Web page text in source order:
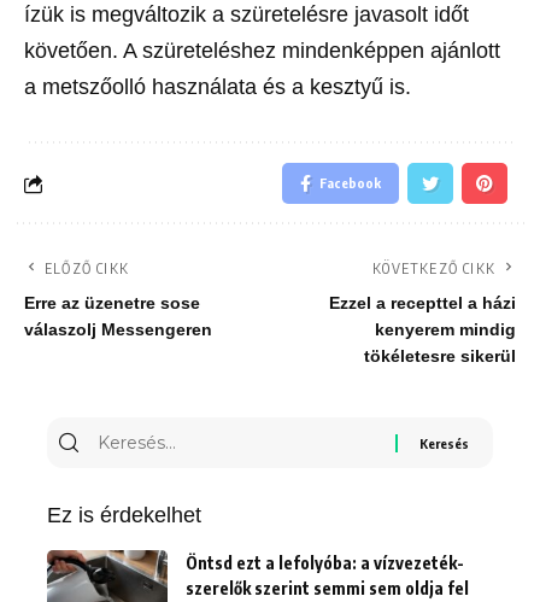
ízük is megváltozik a szüretelésre javasolt időt
követően. A szüreteléshez mindenképpen ajánlott
a metszőolló használata és a kesztyű is.
Facebook
ELŐZŐ CIKK
Erre az üzenetre sose
válaszolj Messengeren
KÖVETKEZŐ CIKK
Ezzel a recepttel a házi
kenyerem mindig
tökéletesre sikerül
Keresés
Ez is érdekelhet
Öntsd ezt a lefolyóba: a vízvezeték-
szerelők szerint semmi sem oldja fel